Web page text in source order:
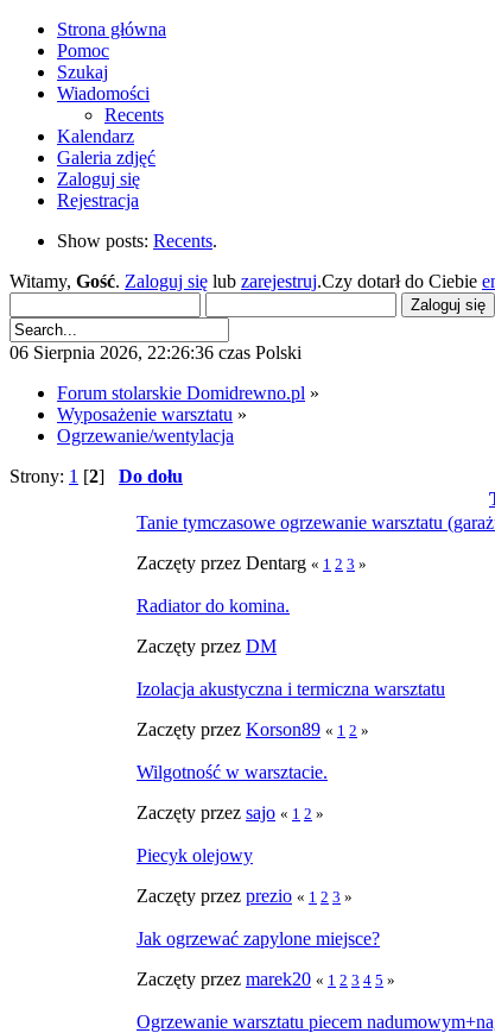
Strona główna
Pomoc
Szukaj
Wiadomości
Recents
Kalendarz
Galeria zdjęć
Zaloguj się
Rejestracja
Show posts: Recents.
Witamy, Gość. Zaloguj się lub zarejestruj.Czy dotarł do Ciebie
06 Sierpnia 2026, 22:26:36 czas Polski
Forum stolarskie Domidrewno.pl »
Wyposażenie warsztatu »
Ogrzewanie/wentylacja
Strony: 1 [2] Do dołu
Tanie tymczasowe ogrzewanie warsztatu
Zaczęty przez Dentarg « 1 2 3 »
Radiator do komina.
Zaczęty przez DM
Izolacja akustyczna i termiczna warsztatu
Zaczęty przez Korson89 « 1 2 »
Wilgotność w warsztacie.
Zaczęty przez sajo « 1 2 »
Piecyk olejowy
Zaczęty przez prezio « 1 2 3 »
Jak ogrzewać zapylone miejsce?
Zaczęty przez marek20 « 1 2 3 4 5 »
Ogrzewanie warsztatu piecem